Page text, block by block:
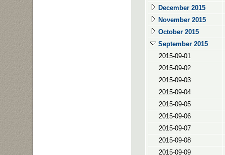
December 2015
November 2015
October 2015
September 2015
2015-09-01
2015-09-02
2015-09-03
2015-09-04
2015-09-05
2015-09-06
2015-09-07
2015-09-08
2015-09-09